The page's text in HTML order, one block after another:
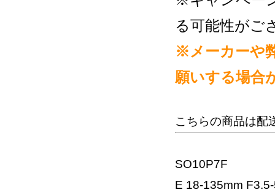
る可能性がご
※メーカーや
願いする場合
こちらの商品は配
SO10P7F
E 18-135mm